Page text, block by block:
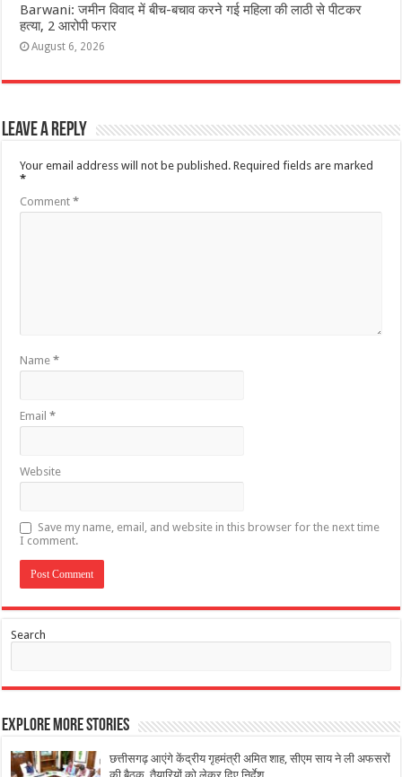
Barwani: जमीन विवाद में बीच-बचाव करने गई महिला की लाठी से पीटकर
हत्या, 2 आरोपी फरार
August 6, 2026
Leave a Reply
Your email address will not be published. Required fields are marked
*
Comment*
Name*
Email*
Website
Save my name, email, and website in this browser for the next time
I comment.
Search
Explore More Stories
छत्तीसगढ़ आएंगे केंद्रीय गृहमंत्री अमित शाह, सीएम साय ने ली अफसरों